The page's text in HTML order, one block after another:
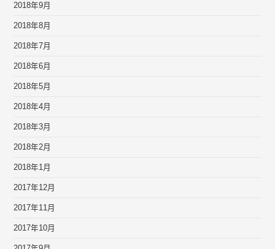
2018年9月
2018年8月
2018年7月
2018年6月
2018年5月
2018年4月
2018年3月
2018年2月
2018年1月
2017年12月
2017年11月
2017年10月